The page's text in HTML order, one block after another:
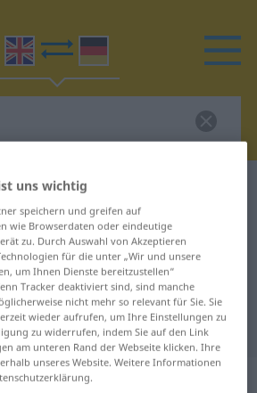
Wörterbuch
Übersetzung für
Deutsch
: noun
uns wichtig
speichern und greifen auf
wie Browserdaten oder eindeutige
zu. Durch Auswahl von Akzeptieren
für die unter „Wir und unsere
um Ihnen Dienste bereitzustellen“
Tracker deaktiviert sind, sind manche
nicht mehr so relevant für Sie. Sie
wieder aufrufen, um Ihre Einstellungen zu
zu widerrufen, indem Sie auf den Link
am unteren Rand der Webseite klicken. Ihre
unseres Website. Weitere Informationen